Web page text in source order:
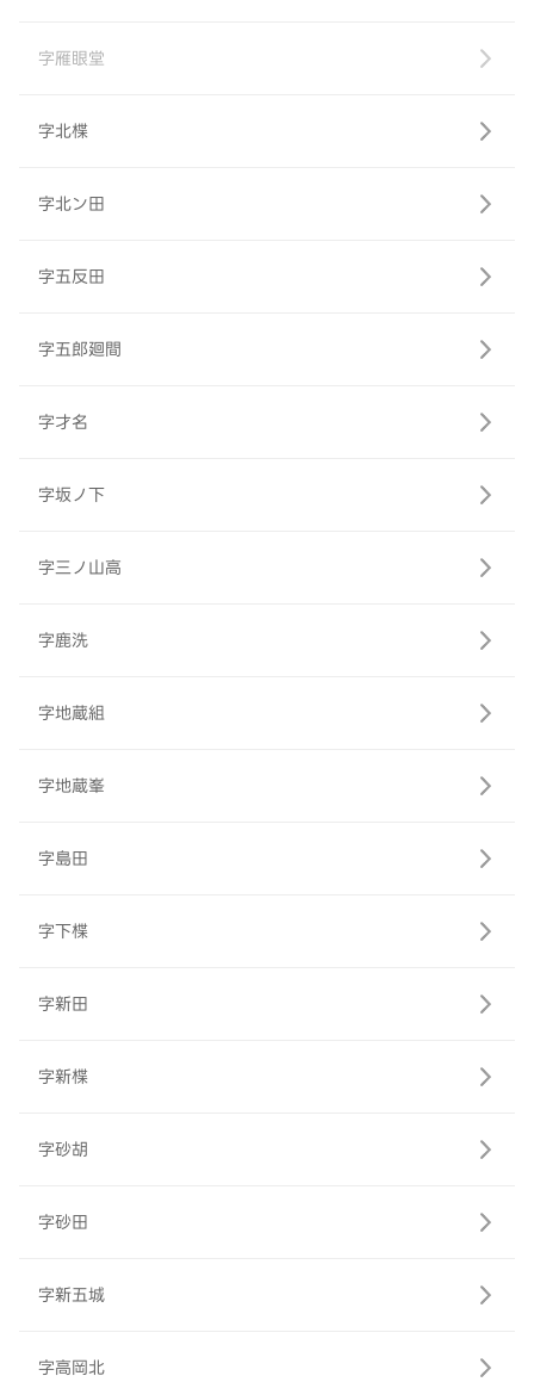
字雁眼堂
字北楪
字北ン田
字五反田
字五郎廻間
字才名
字坂ノ下
字三ノ山高
字鹿洗
字地蔵組
字地蔵峯
字島田
字下楪
字新田
字新楪
字砂胡
字砂田
字新五城
字高岡北